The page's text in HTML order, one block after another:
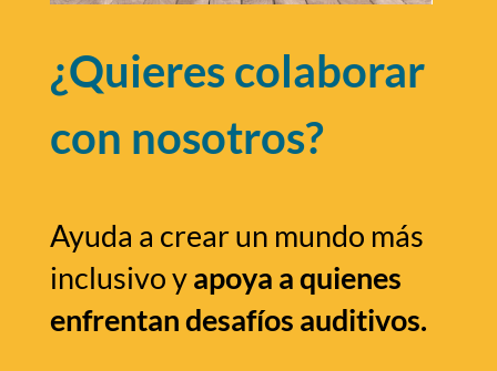
¿Quieres colaborar
con nosotros?
Ayuda a crear un mundo más
inclusivo yapoya a quienes
enfrentan desafíos auditivos.